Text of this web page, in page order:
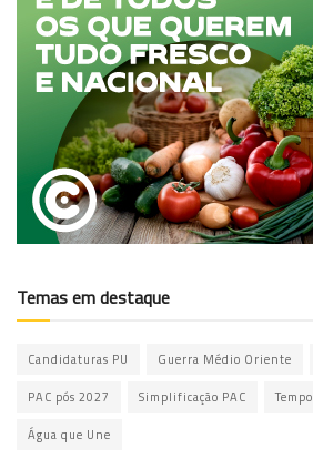
Temas em destaque
Candidaturas PU Guerra Médio Oriente
PAC pós 2027 Simplificação PAC
Água que Une